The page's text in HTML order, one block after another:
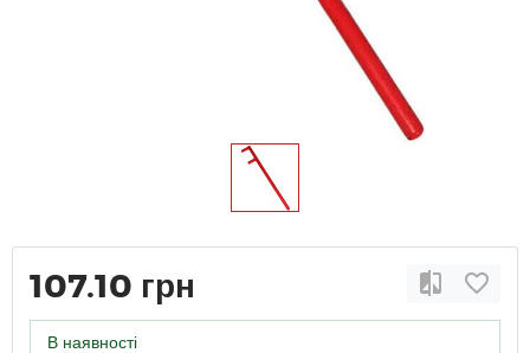
107.10 грн
В наявності